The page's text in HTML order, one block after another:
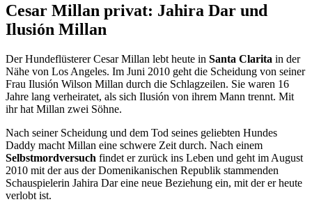
Cesar Millan privat: Jahira Dar und
Ilusión Millan
Der Hundeflüsterer Cesar Millan lebt heute in Santa Clarita in der
Nähe von Los Angeles. Im Juni 2010 geht die Scheidung von seiner
Frau Ilusión Wilson Millan durch die Schlagzeilen. Sie waren 16
Jahre lang verheiratet, als sich Ilusión von ihrem Mann trennt. Mit
ihr hat Millan zwei Söhne.
Nach seiner Scheidung und dem Tod seines geliebten Hundes
Daddy macht Millan eine schwere Zeit durch. Nach einem
Selbstmordversuch findet er zurück ins Leben und geht im August
2010 mit der aus der Domenikanischen Republik stammenden
Schauspielerin Jahira Dar eine neue Beziehung ein, mit der er heute
verlobt ist.